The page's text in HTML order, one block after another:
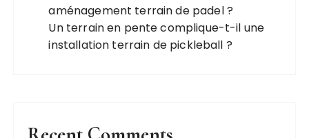
aménagement terrain de padel ?
Un terrain en pente complique-t-il une
installation terrain de pickleball ?